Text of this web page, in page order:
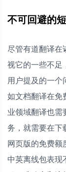
不可回避的
尽管有道翻译在
视它的一些不足
用户提及的一个
如文档翻译在免
业领域翻译也
务，就需要在下
网页版的免费额
中英离线包表